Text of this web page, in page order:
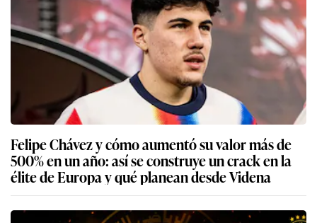
Felipe Chávez y cómo aumentó su valor más de
500% en un año: así se construye un crack en la
élite de Europa y qué planean desde Videna